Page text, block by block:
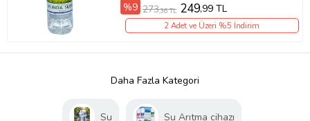
%9 273,36 TL 249,99 TL
2 Adet ve Üzeri %5 İndirim
Daha Fazla Kategori
Su Su Arıtma cihazı